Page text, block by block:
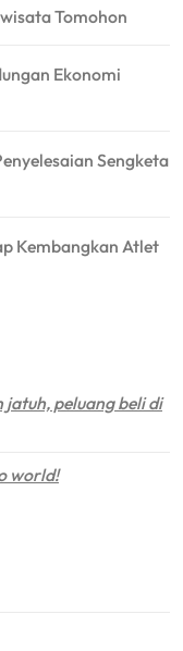
Tomohon
Ekonomi
Sengketa
Kembangkan Atlet
peluang beli di
world!